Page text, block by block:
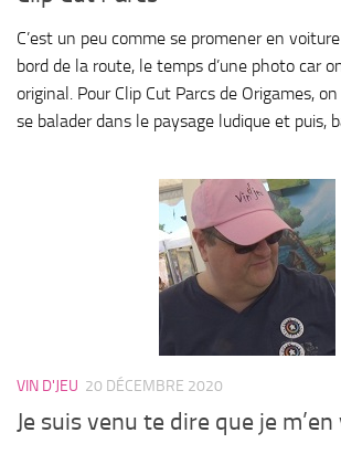
C’est un peu comme se promener en
bord de la route, le temps d’une photo car
original. Pour Clip Cut Parcs de Origames,
se balader dans le paysage ludique et puis,
VIN D'JEU 20 DÉCEMBRE 2020
Je suis venu te dire que je m’en